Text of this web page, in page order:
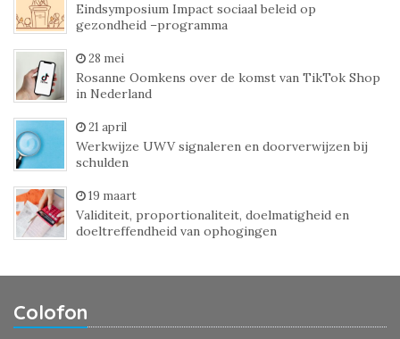
Eindsymposium Impact sociaal beleid op
gezondheid –programma
28 mei
Rosanne Oomkens over de komst van TikTok Shop
in Nederland
21 april
Werkwijze UWV signaleren en doorverwijzen bij
schulden
19 maart
Validiteit, proportionaliteit, doelmatigheid en
doeltreffendheid van ophogingen
Colofon